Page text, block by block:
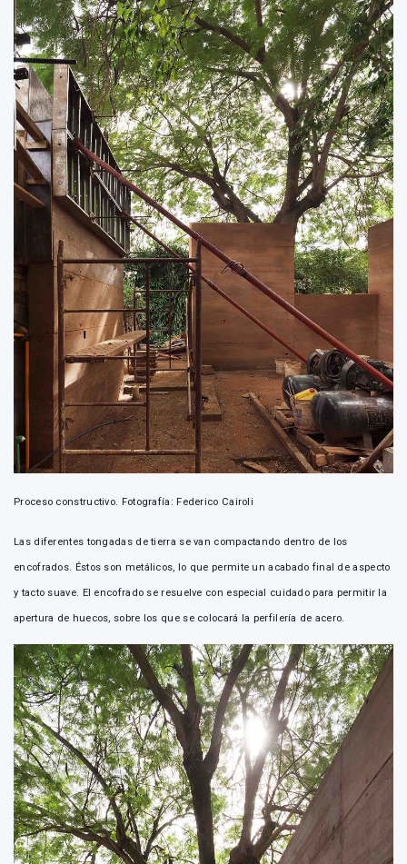
Proceso constructivo. Fotografía: Federico Cairoli
Las diferentes tongadas de tierra se van compactando dentro de los
encofrados. Éstos son metálicos, lo que permite un acabado final de aspecto
y tacto suave. El encofrado se resuelve con especial cuidado para permitir la
apertura de huecos, sobre los que se colocará la perfilería de acero.